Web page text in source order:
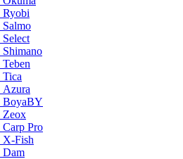
BoyaBY
Zeox
Pro
Fish